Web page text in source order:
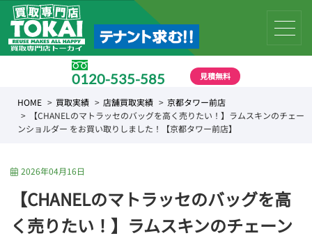
0120-535-585 見積無料
HOME 買取実績 店舗買取実績
京都タワー前店
【CHANELのマトラッセのバッグを高く売りたい！】ラムスキンのチェー
ンショルダー をお買い取りしました！【京都タワー前店】
2026年04月16日
【CHANELのマトラッセのバッグを高
く売りたい！】ラムスキンのチェーン